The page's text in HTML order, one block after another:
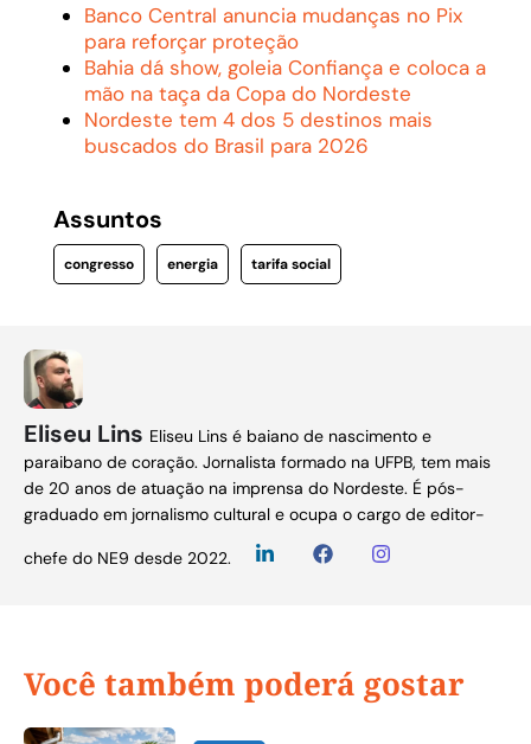
Banco Central anuncia mudanças no Pix
para reforçar proteção
Bahia dá show, goleia Confiança e coloca a
mão na taça da Copa do Nordeste
Nordeste tem 4 dos 5 destinos mais
buscados do Brasil para 2026
Assuntos
congresso energia tarifa social
Eliseu Lins Eliseu Lins é baiano de nascimento e
paraibano de coração. Jornalista formado na UFPB, tem mais
de 20 anos de atuação na imprensa do Nordeste. É pós-
graduado em jornalismo cultural e ocupa o cargo de editor-
chefe do NE9 desde 2022.
Você também poderá gostar